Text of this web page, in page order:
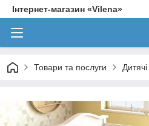
Інтернет-магазин «Vilena»
Товари та послуги